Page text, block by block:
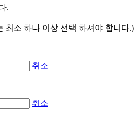
.
최소 하나 이상 선택 하셔야 합니다.)
취소
취소